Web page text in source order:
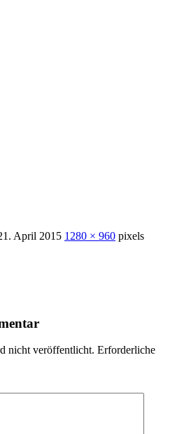
April 2015 1280 × 960 pixels
nicht veröffentlicht. Erforderliche